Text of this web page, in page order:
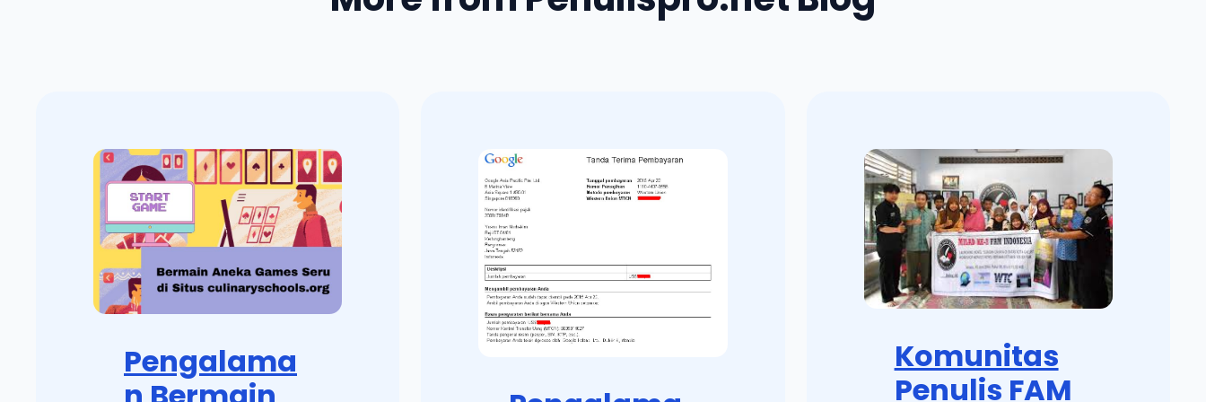
Pengalama
Komunitas
Penulis FAM